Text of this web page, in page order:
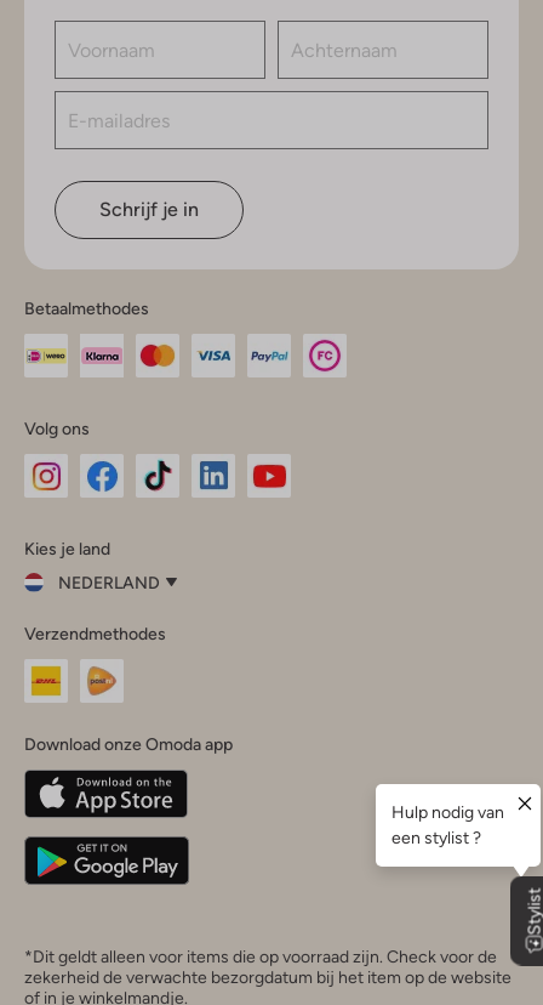
Schrijf je in
Betaalmethodes
Volg ons
InstagramFacebook
Kies je land
NEDERLAND
je
land
Nederland
Belgique(Français)
Deutschland
Verzendmethodes
Download onze Omoda app
*Dit geldt alleen voor items die op voorraad zijn. Check voor de
zekerheid de verwachte bezorgdatum bij het item op de website
of in je winkelmandje.